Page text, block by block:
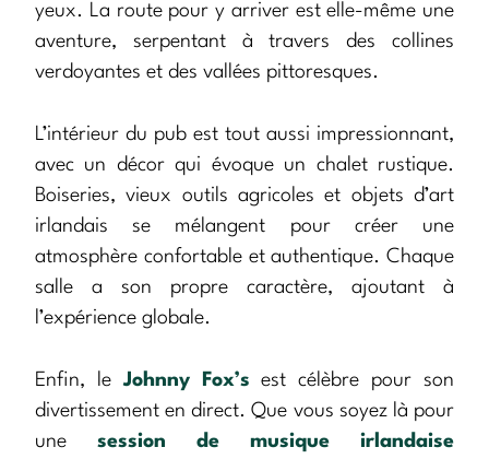
yeux. La route pour y arriver est elle-même une
aventure, serpentant à travers des collines
verdoyantes et des vallées pittoresques.
L’intérieur du pub est tout aussi impressionnant,
avec un décor qui évoque un chalet rustique.
Boiseries, vieux outils agricoles et objets d’art
irlandais se mélangent pour créer une
atmosphère confortable et authentique. Chaque
salle a son propre caractère, ajoutant à
l’expérience globale.
Enfin, leJohnny Fox’s est célèbre pour son
divertissement en direct. Que vous soyez là pour
une session de musique irlandaise